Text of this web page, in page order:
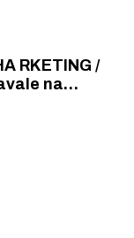
RKETING /
na